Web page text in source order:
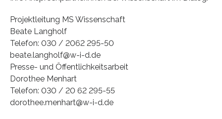
Projektleitung MS Wissenschaft
Beate Langholf
Telefon: 030 / 2062 295-50
beate.langholf@w-i-d.de
Presse- und Öffentlichkeitsarbeit
Dorothee Menhart
Telefon: 030 / 20 62 295-55
dorothee.menhart@w-i-d.de